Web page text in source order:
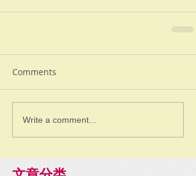
Comments
Write a comment...